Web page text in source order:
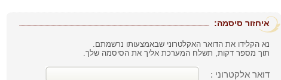
............................................................................................................................................................... :איחזור סיסמה
נא הקלידו את הדואר האקלטרוני שבאמצעותו נרשמתם.
תוך מספר דקות, תשלח המערכת אליך את הסיסמה שלך.
: דואר אלקטרוני